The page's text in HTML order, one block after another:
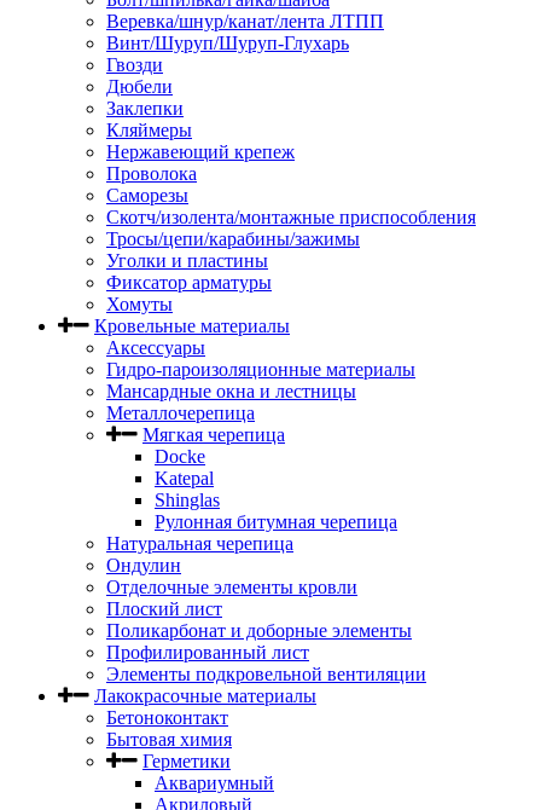
Веревка/шнур/канат/лента ЛТПП
Винт/Шуруп/Шуруп-Глухарь
Гвозди
Дюбели
Заклепки
Кляймеры
Нержавеющий крепеж
Проволока
Саморезы
Скотч/изолента/монтажные приспособления
Тросы/цепи/карабины/зажимы
Уголки и пластины
Фиксатор арматуры
Хомуты
Кровельные материалы
Аксессуары
Гидро-пароизоляционные материалы
Мансардные окна и лестницы
Металлочерепица
Мягкая черепица
Docke
Katepal
Shinglas
Рулонная битумная черепица
Натуральная черепица
Ондулин
Отделочные элементы кровли
Плоский лист
Поликарбонат и доборные элементы
Профилированный лист
Элементы подкровельной вентиляции
Лакокрасочные материалы
Бетоноконтакт
Бытовая химия
Герметики
Аквариумный
Акриловый